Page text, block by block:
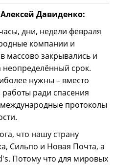
Давиденко:
дни, недели февраля
компании и
массово закрывались и
неопределённый срок.
нужны – вместо
ради спасения
протоколы
что нашу страну
Сильпо и Новая Почта, а
Потому что для мировых